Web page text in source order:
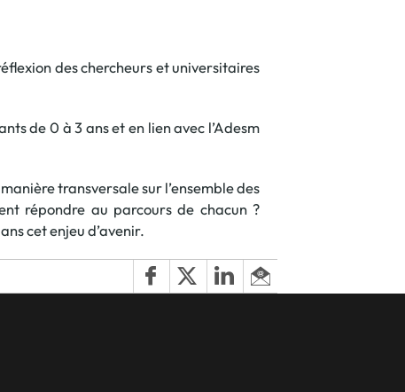
des chercheurs et universitaires
de 0 à 3 ans et en lien avec l’Adesm
transversale sur l’ensemble des
répondre au parcours de chacun ?
cet enjeu d’avenir.